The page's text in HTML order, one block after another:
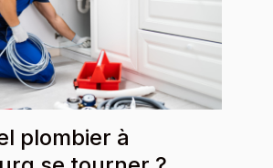
plombier à